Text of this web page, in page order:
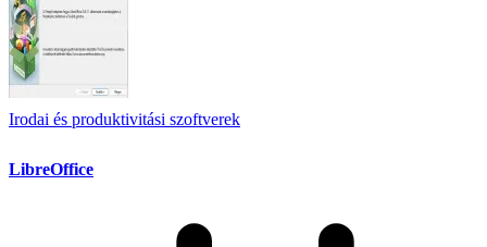
Irodai és produktivitási szoftverek
LibreOffice